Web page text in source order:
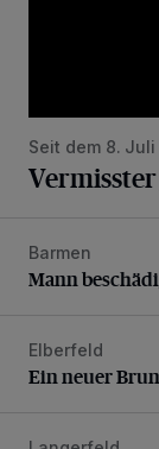
Seit dem 8.
Mann
Barmen
Mann
Ein neuer
Elberfeld
Ein neuer